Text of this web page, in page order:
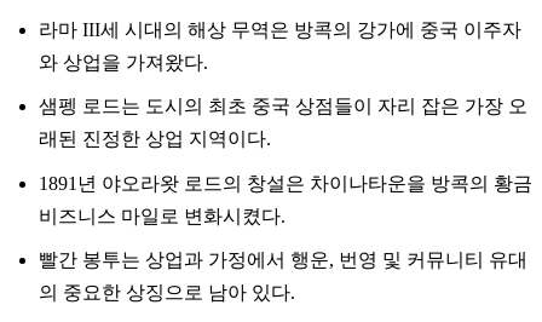
라마 III세 시대의 해상 무역은 방콕의 강가에 중국 이주자
와 상업을 가져왔다.
샘펭 로드는 도시의 최초 중국 상점들이 자리 잡은 가장 오
래된 진정한 상업 지역이다.
1891년 야오라왓 로드의 창설은 차이나타운을 방콕의 황금
비즈니스 마일로 변화시켰다.
빨간 봉투는 상업과 가정에서 행운, 번영 및 커뮤니티 유대
의 중요한 상징으로 남아 있다.